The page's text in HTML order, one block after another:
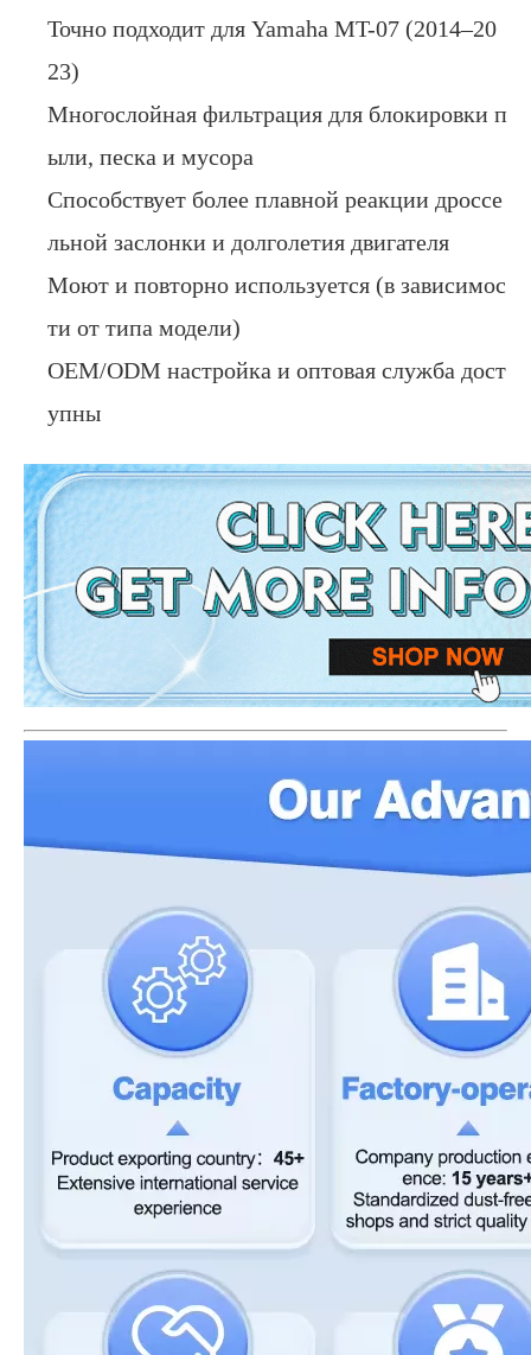
Точно подходит для Yamaha MT-07 (2014–20
23)
Многослойная фильтрация для блокировки п
ыли, песка и мусора
Способствует более плавной реакции дроссе
льной заслонки и долголетия двигателя
Моют и повторно используется (в зависимос
ти от типа модели)
OEM/ODM настройка и оптовая служба дост
упны